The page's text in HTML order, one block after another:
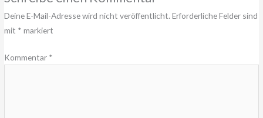
Deine E-Mail-Adresse wird nicht veröffentlicht. Erforderliche Felder sind
mit * markiert
Kommentar *